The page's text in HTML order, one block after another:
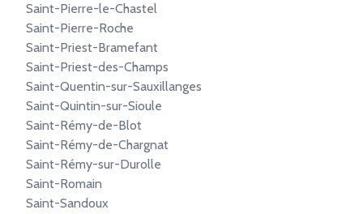
Saint-Pierre-le-Chastel
Saint-Pierre-Roche
Saint-Priest-Bramefant
Saint-Priest-des-Champs
Saint-Quentin-sur-Sauxillanges
Saint-Quintin-sur-Sioule
Saint-Rémy-de-Blot
Saint-Rémy-de-Chargnat
Saint-Rémy-sur-Durolle
Saint-Romain
Saint-Sandoux